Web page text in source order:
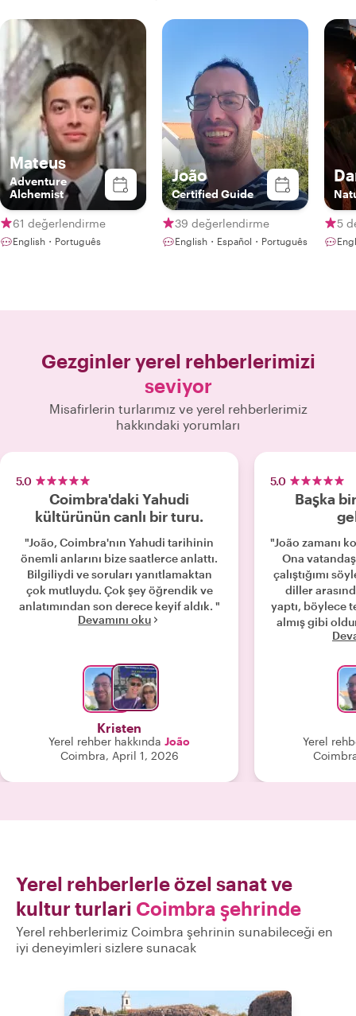
Mateus
Adventure
Alchemist
61 değerlendirme
English・Português
João
Certified Guide
39 değerlendirme
English・Español・Português
5
Gezginler yerel rehberlerimizi
seviyor
Misafirlerin turlarımız ve yerel rehberlerimiz
hakkındaki yorumları
5.0
Coimbra'daki Yahudi
kültürünün canlı bir turu.
"João, Coimbra'nın Yahudi tarihinin
önemli anlarını bize saatlerce anlattı.
Bilgiliydi ve soruları yanıtlamaktan
çok mutluydu. Çok şey öğrendik ve
anlatımından son derece keyif aldık. "
Devamını oku
Kristen
Yerel rehber hakkında João
Coimbra, April 1, 2026
5.0
Başka
"João zamanı
Ona
çalıştığımı
diller
yaptı, böylece
almış gibi
yemeği
yardımcı
alan daha
şehri João
Yerel
Yerel rehberlerle özel sanat ve
kultur turlari Coimbra şehrinde
Yerel rehberlerimiz Coimbra şehrinin sunabileceği en
iyi deneyimleri sizlere sunacak